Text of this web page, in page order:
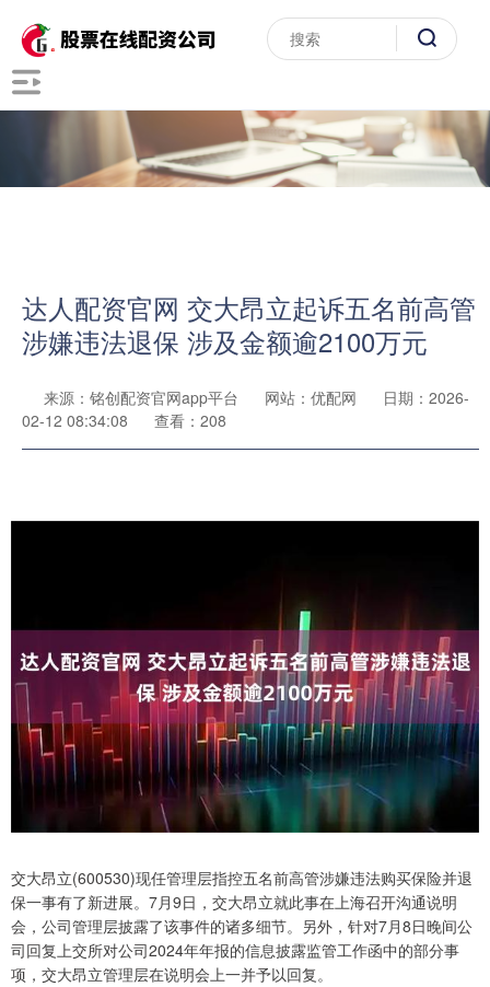
达人配资官网 交大昂立起诉五名前高管
涉嫌违法退保 涉及金额逾2100万元
来源：铭创配资官网app平台 网站：优配网
日期：2026-
02-12 08:34:08
查看：208
交大昂立(600530)现任管理层指控五名前高管涉嫌违法购买保险并退
保一事有了新进展。7月9日，交大昂立就此事在上海召开沟通说明
会，公司管理层披露了该事件的诸多细节。另外，针对7月8日晚间公
司回复上交所对公司2024年年报的信息披露监管工作函中的部分事
项，交大昂立管理层在说明会上一并予以回复。